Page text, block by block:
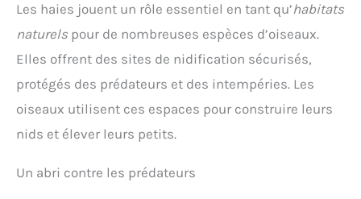
Les haies jouent un rôle essentiel en tant qu’habitats
naturels pour de nombreuses espèces d’oiseaux.
Elles offrent des sites de nidification sécurisés,
protégés des prédateurs et des intempéries. Les
oiseaux utilisent ces espaces pour construire leurs
nids et élever leurs petits.
Un abri contre les prédateurs